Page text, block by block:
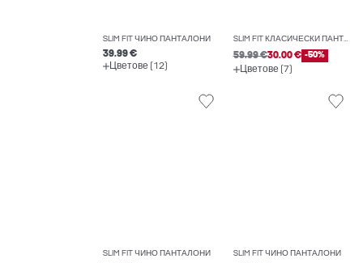
SLIM FIT ЧИНО ПАНТАЛОНИ
39.99 €
Цветове (12)
SLIM FIT КЛАСИЧЕСКИ ПАНТАЛОНИ
59.99 €30.00 € -50%
Цветове (7)
SLIM FIT ЧИНО ПАНТАЛОНИ SLIM FIT ЧИНО ПАНТАЛОНИ